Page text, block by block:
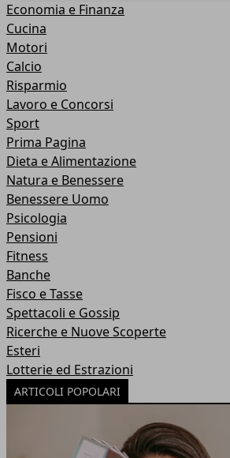
Economia e Finanza
Cucina
Motori
Calcio
Risparmio
Lavoro e Concorsi
Sport
Prima Pagina
Dieta e Alimentazione
Natura e Benessere
Benessere Uomo
Psicologia
Pensioni
Fitness
Banche
Fisco e Tasse
Spettacoli e Gossip
Ricerche e Nuove Scoperte
Esteri
Lotterie ed Estrazioni
ARTICOLI POPOLARI